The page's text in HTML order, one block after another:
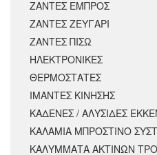
ΖΑΝΤΕΣ ΕΜΠΡΟΣ
ΖΑΝΤΕΣ ΖΕΥΓΑΡΙ
ΖΑΝΤΕΣ ΠΙΣΩ
ΗΛΕΚΤΡΟΝΙΚΕΣ
ΘΕΡΜΟΣΤΑΤΕΣ
ΙΜΑΝΤΕΣ ΚΙΝΗΣΗΣ
ΚΑΔΕΝΕΣ / ΑΛΥΣΙΔΕΣ
ΚΑΛΑΜΙΑ ΜΠΡΟΣΤΙΝΟ
ΚΑΛΥΜΜΑΤΑ ΑΚΤΙΝΩΝ